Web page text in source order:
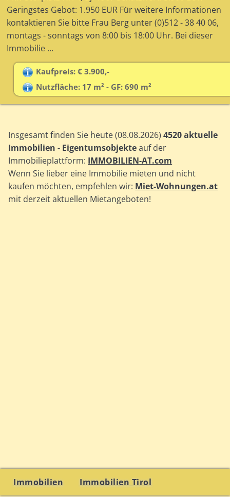
Geringstes Gebot: 1.950 EUR Für weitere Informationen
kontaktieren Sie bitte Frau Berg unter (0)512 - 38 40 06,
montags - sonntags von 8:00 bis 18:00 Uhr. Bei dieser
Immobilie ...
Kaufpreis: € 3.900,-
Nutzfläche: 17 m² - GF: 690 m²
Insgesamt finden Sie heute (08.08.2026)4520 aktuelle
Immobilien - Eigentumsobjekteauf der
Immobilieplattform: IMMOBILIEN-AT.com
Wenn Sie lieber eine Immobilie mieten und nicht
kaufen möchten, empfehlen wir: Miet-Wohnungen.at
mit derzeit aktuellen Mietangeboten!
Immobilien Immobilien Tirol